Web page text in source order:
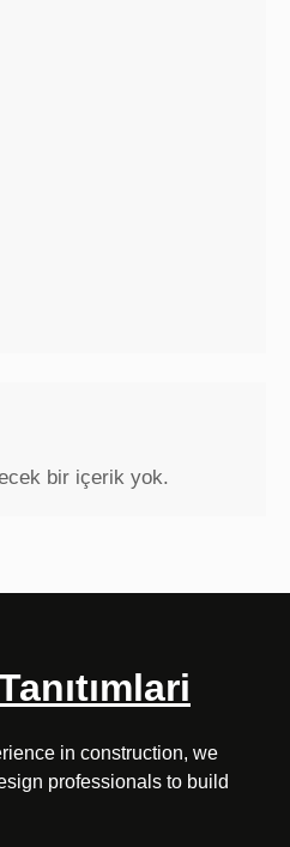
bir içerik yok.
in construction, we
professionals to build